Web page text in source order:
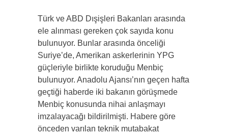
Türk ve ABD Dışişleri Bakanları arasında
ele alınması gereken çok sayıda konu
bulunuyor. Bunlar arasında önceliği
Suriye’de, Amerikan askerlerinin YPG
güçleriyle birlikte koruduğu Menbiç
bulunuyor. Anadolu Ajansı’nın geçen hafta
geçtiği haberde iki bakanın görüşmede
Menbiç konusunda nihai anlaşmayı
imzalayacağı bildirilmişti. Habere göre
önceden varılan teknik mutabakat